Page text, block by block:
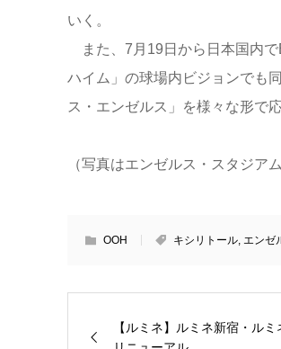
いく。
また、7月19日から日本国内で
ハイム」の球場内ビジョンでも
ス・エンゼルス」を様々な形で
（写真はエンゼルス・スタジア
OOH キシリトール, エンゼ
【ルミネ】ルミネ新宿・ル